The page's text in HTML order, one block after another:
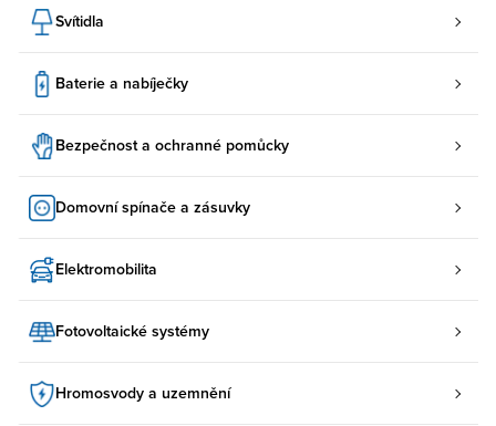
Svítidla
Baterie a nabíječky
Bezpečnost a ochranné pomůcky
Domovní spínače a zásuvky
Elektromobilita
Fotovoltaické systémy
Hromosvody a uzemnění